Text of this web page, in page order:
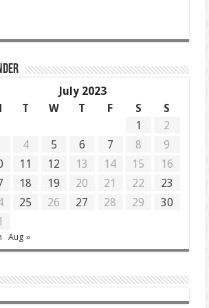
July 2023
T W T F S
S
1
2
4 5 6 7 8
9
11 12 13 14 15
16
18 19 20 21 22
23
25 26 27 28 29
30
Aug »